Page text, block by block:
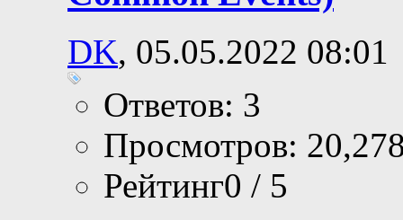
DK, 05.05.2022 08:01
Ответов: 3
Просмотров:
Рейтинг0 / 5